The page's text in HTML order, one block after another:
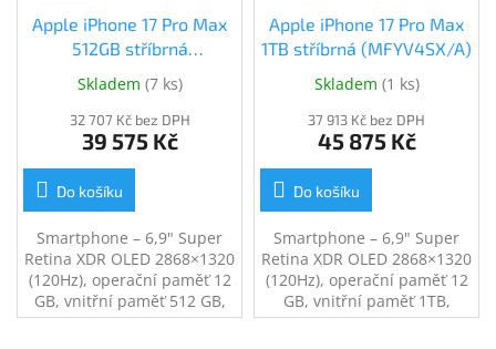
Apple iPhone 17 Pro Max
512GB stříbrná
(MFYQ4SX/A)
Skladem (7 ks)
32 707 Kč bez DPH
39 575 Kč
Do košíku
Smartphone – 6,9" Super
Retina XDR OLED 2868×1320
(120Hz), operační paměť 12
GB, vnitřní paměť 512 GB,
single SIM + eSIM, procesor
Apple iPhone 17 Pro Max
1TB stříbrná (MFYV4SX/A)
Skladem (1 ks)
37 913 Kč bez DPH
45 875 Kč
Do košíku
Smartphone – 6,9" Super
Retina XDR OLED 2868×1320
(120Hz), operační paměť 12
GB, vnitřní paměť 1TB,
single SIM + eSIM, procesor